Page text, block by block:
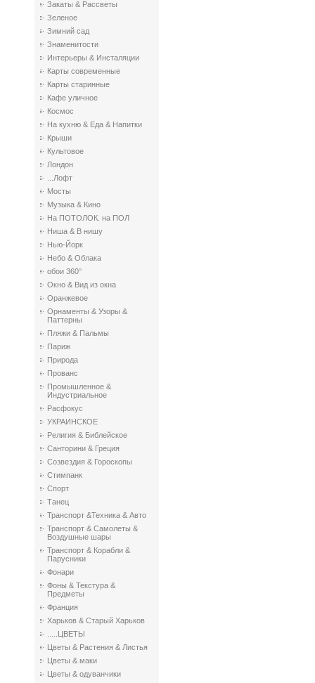
Закаты & Рассветы
Зеленое
Зимний сад
Знаменитости
Интерьеры & Инсталяции
Карты современные
Карты старинные
Кафе уличное
Космос
На кухню & Еда & Напитки
Крыши
Культовое
Лондон
...Лофт
Мосты
Музыка & Кино
На ПОТОЛОК. на ПОЛ
Ниша & В нишу
Нью-Йорк
Небо & Облака
обои 360°
Окно & Вид из окна
Оранжевое
Орнаменты & Узоры &
Паттерны
Пляжи & Пальмы
Париж
Природа
Прованс
Промышленное &
Индустриальное
Расфокус
УКРАИНСКОЕ
Религия & Библейское
Санторини & Греция
Созвездия & Гороскопы
Стимпанк
Спорт
Танец
Транспорт &Техника & Авто
Транспорт & Самолеты &
Воздушные шары
Транспорт & Корабли &
Парусники
Фонари
Фоны & Текстура &
Предметы
Франция
Харьков & Старый Харьков
.....ЦВЕТЫ
Цветы & Растения & Листья
Цветы & маки
Цветы & одуванчики